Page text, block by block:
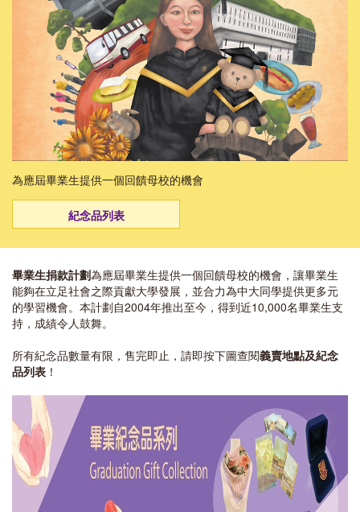
為應屆畢業生提供一個回饋母校的機會
紀念品列表
畢業生捐款計劃為應屆畢業生提供一個回饋母校的機會，讓畢業生
能夠在立足社會之際貢獻大學發展，並合力為中大同學提供更多元
的學習機會。本計劃自2004年推出至今，得到近10,000名畢業生支
持，成績令人鼓舞。
所有紀念品數量有限，售完即止，請即按下圖查閱義賣地點及紀念
品列表 ！